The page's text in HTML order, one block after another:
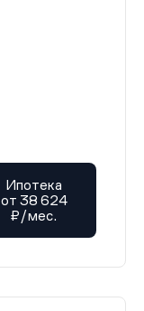
Ипотека
от 38 624
₽/мес.